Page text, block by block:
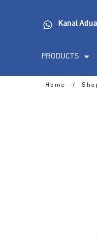
Kanal
PRODUCTS
Home /